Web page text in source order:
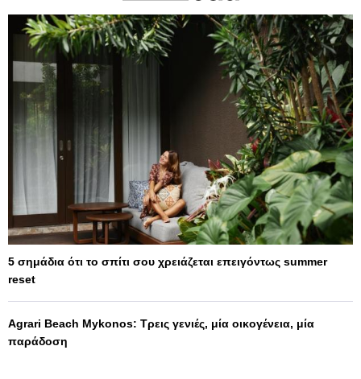
5 σημάδια ότι το σπίτι σου χρειάζεται επειγόντως summer
reset
Agrari Beach Mykonos: Τρεις γενιές, μία οικογένεια, μία
παράδοση